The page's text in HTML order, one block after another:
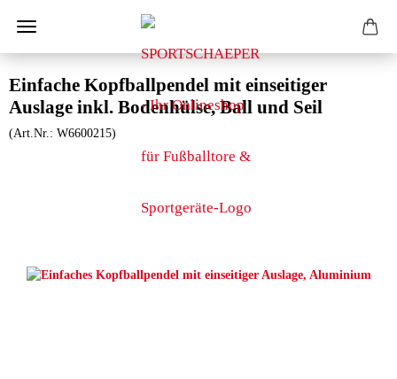
Einfache Kopfballpendel mit einseitiger
Auslage inkl. Bodenhülse, Ball und Seil
(Art.Nr.: W6600215)